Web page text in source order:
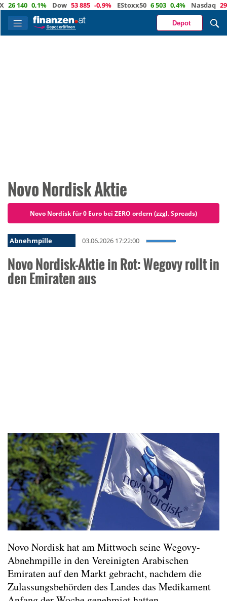
0,1% Dow 53 885 -0,9% EStoxx50 6 503 0,4% Nasdaq 29 373
Depot
Novo Nordisk Aktie
Novo Nordisk für 0 Euro bei ZERO ordern (zzgl. Spreads)
Abnehmpille 03.06.2026 17:22:00
Novo Nordisk-Aktie in Rot: Wegovy rollt in
den Emiraten aus
Novo Nordisk hat am Mittwoch seine Wegovy-
Abnehmpille in den Vereinigten Arabischen
Emiraten auf den Markt gebracht, nachdem die
Zulassungsbehörden des Landes das Medikament